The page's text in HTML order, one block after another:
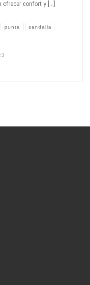
ofrecer confort y […]
punta sandalia